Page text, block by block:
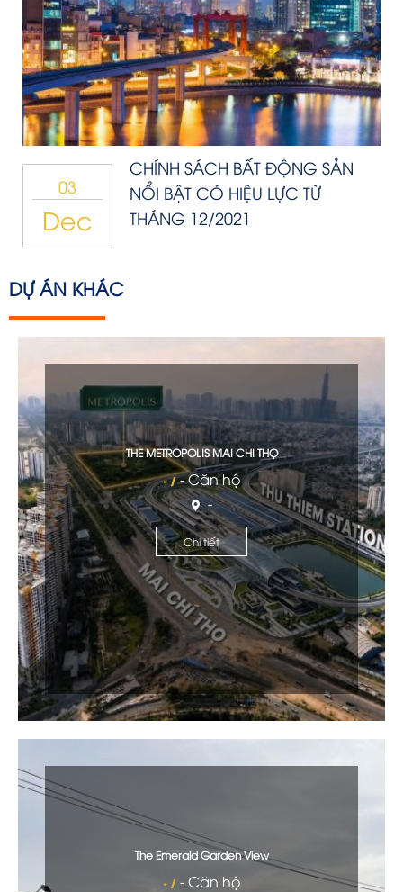
03
Dec
CHÍNH SÁCH BẤT ĐỘNG SẢN
NỔI BẬT CÓ HIỆU LỰC TỪ
THÁNG 12/2021
DỰ ÁN KHÁC
THE METROPOLIS MAI CHI THỌ
- /- Căn hộ
-
Chi tiết
The Emerald Garden View
- / - Căn hộ